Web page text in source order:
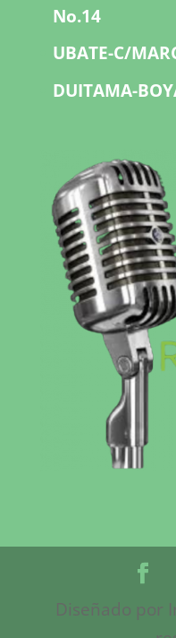
No.14
UBATE-C/
DUITAMA-
Diseñado por